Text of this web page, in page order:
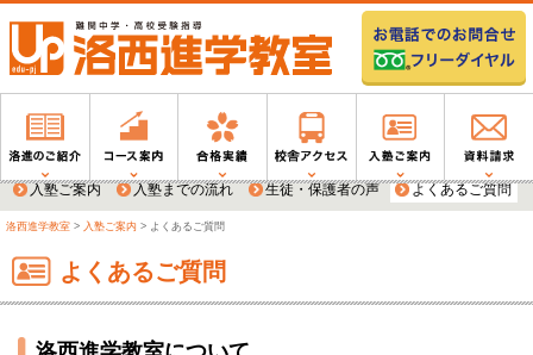
入塾ご案内 入塾までの流れ 生徒・保護者の声 よくあるご質問
洛西進学教室 > 入塾ご案内 > よくあるご質問
よくあるご質問